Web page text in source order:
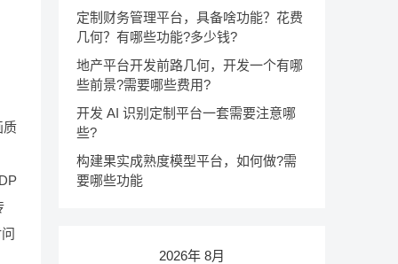
质
定制财务管理平台，具备啥功能？花费
几何？有哪些功能?多少钱?
地产平台开发前路几何，开发一个有哪
些前景?需要哪些费用?
开发 AI 识别定制平台一套需要注意哪
些?
构建果实成熟度模型平台，如何做?需
要哪些功能
2026年 8月